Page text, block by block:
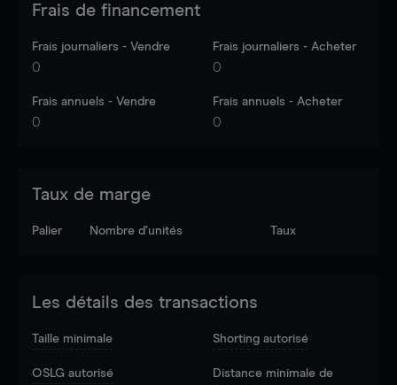
Frais de financement
Frais journaliers - Vendre
0
Frais journaliers - Acheter
0
Frais annuels - Vendre
0
Frais annuels - Acheter
0
Taux de marge
Palier Nombre d’unités Taux
Les détails des transactions
Taille minimale Shorting autorisé
OSLG autorisé
Distance minimale de